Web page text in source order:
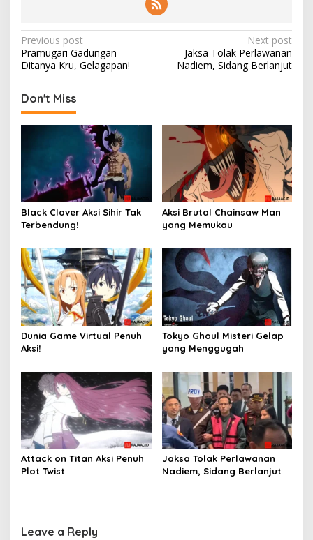
Post
navigation
Previous post
Pramugari Gadungan
Ditanya Kru, Gelagapan!
Next post
Jaksa Tolak Perlawanan
Nadiem, Sidang Berlanjut
Don't Miss
Black Clover Aksi Sihir Tak
Terbendung!
Aksi Brutal Chainsaw Man
yang Memukau
Dunia Game Virtual Penuh
Aksi!
Tokyo Ghoul Misteri Gelap
yang Menggugah
Attack on Titan Aksi Penuh
Plot Twist
Jaksa Tolak Perlawanan
Nadiem, Sidang Berlanjut
Leave a Reply